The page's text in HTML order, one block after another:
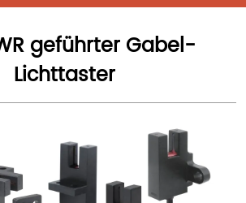
geführter Gabel-
Lichttaster